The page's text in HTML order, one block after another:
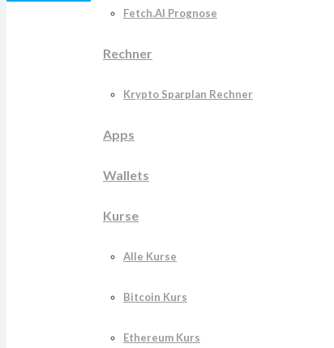
Fetch.AI Prognose
Rechner
Krypto Sparplan Rechner
Apps
Wallets
Kurse
Alle Kurse
Bitcoin Kurs
Ethereum Kurs